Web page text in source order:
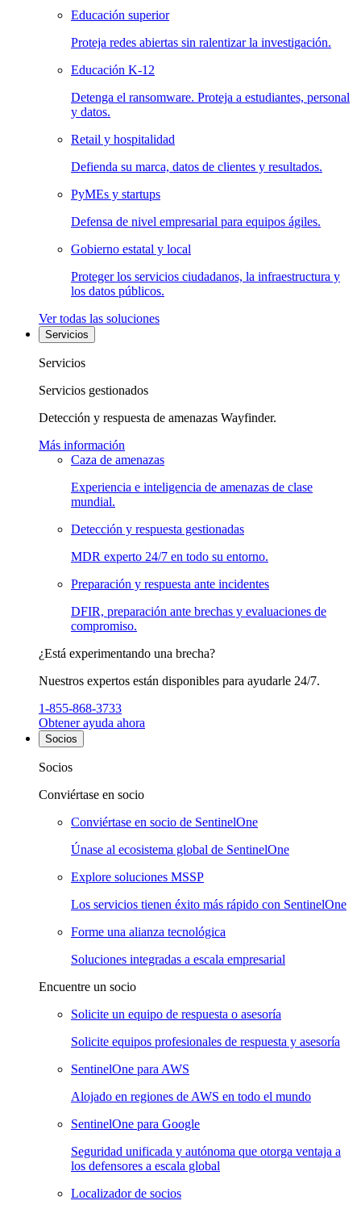
Educación superior
Proteja redes abiertas sin ralentizar la investigación.
Educación K-12
Detenga el ransomware. Proteja a estudiantes, personal
y datos.
Retail y hospitalidad
Defienda su marca, datos de clientes y resultados.
PyMEs y startups
Defensa de nivel empresarial para equipos ágiles.
Gobierno estatal y local
Proteger los servicios ciudadanos, la infraestructura y
los datos públicos.
Ver todas las soluciones
Servicios
Servicios
Servicios gestionados
Detección y respuesta de amenazas Wayfinder.
Más información
Caza de amenazas
Experiencia e inteligencia de amenazas de clase
mundial.
Detección y respuesta gestionadas
MDR experto 24/7 en todo su entorno.
Preparación y respuesta ante incidentes
DFIR, preparación ante brechas y evaluaciones de
compromiso.
¿Está experimentando una brecha?
Nuestros expertos están disponibles para ayudarle 24/7.
1-855-868-3733
Obtener ayuda ahora
Socios
Socios
Conviértase en socio
Conviértase en socio de SentinelOne
Únase al ecosistema global de SentinelOne
Explore soluciones MSSP
Los servicios tienen éxito más rápido con SentinelOne
Forme una alianza tecnológica
Soluciones integradas a escala empresarial
Encuentre un socio
Solicite un equipo de respuesta o asesoría
Solicite equipos profesionales de respuesta y asesoría
SentinelOne para AWS
Alojado en regiones de AWS en todo el mundo
SentinelOne para Google
Seguridad unificada y autónoma que otorga ventaja a
los defensores a escala global
Localizador de socios